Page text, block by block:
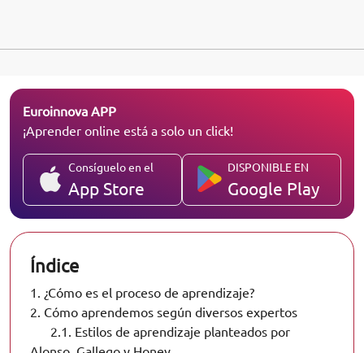
Euroinnova APP
¡Aprender online está a solo un click!
Consíguelo en el
App Store
DISPONIBLE EN
Google Play
Índice
1. ¿Cómo es el proceso de aprendizaje?
2. Cómo aprendemos según diversos expertos
2.1. Estilos de aprendizaje planteados por